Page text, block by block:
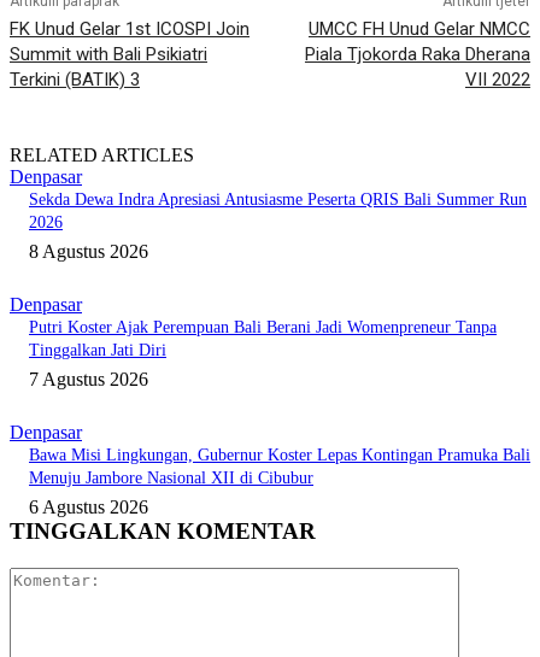
FK Unud Gelar 1st ICOSPI Join
Summit with Bali Psikiatri
Terkini (BATIK) 3
UMCC FH Unud Gelar NMCC
Piala Tjokorda Raka Dherana
VII 2022
RELATED ARTICLES
Denpasar
Sekda Dewa Indra Apresiasi Antusiasme Peserta QRIS Bali Summer Run
2026
8 Agustus 2026
Denpasar
Putri Koster Ajak Perempuan Bali Berani Jadi Womenpreneur Tanpa
Tinggalkan Jati Diri
7 Agustus 2026
Denpasar
Bawa Misi Lingkungan, Gubernur Koster Lepas Kontingan Pramuka Bali
Menuju Jambore Nasional XII di Cibubur
6 Agustus 2026
TINGGALKAN KOMENTAR